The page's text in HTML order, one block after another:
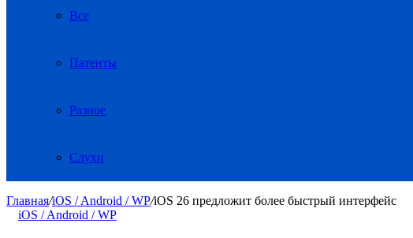
Все
Патенты
Разное
Слухи
Главная/iOS / Android / WP/iOS 26 предложит более быстрый интерфейс
iOS / Android / WP